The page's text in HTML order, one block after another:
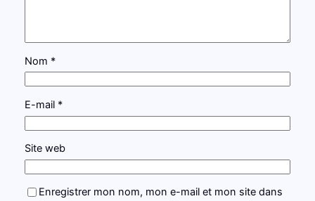
Nom *
E-mail *
Site web
Enregistrer mon nom, mon e-mail et mon site dans